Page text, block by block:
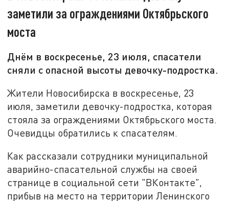
заметили за ограждениями Октябрьского
моста
Днём в воскресенье, 23 июля, спасатели
сняли с опасной высоты девочку-подростка.
Жители Новосибирска в воскресенье, 23
июля, заметили девочку-подростка, которая
стояла за ограждениями Октябрьского моста.
Очевидцы обратились к спасателям.
Как рассказали сотрудники муниципальной
аварийно-спасательной службы на своей
странице в социальной сети "ВКонтакте",
прибыв на место на территории Ленинского